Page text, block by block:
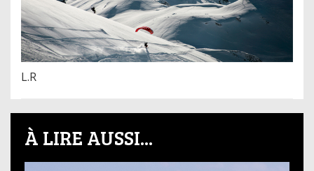
L.R
À LIRE AUSSI...